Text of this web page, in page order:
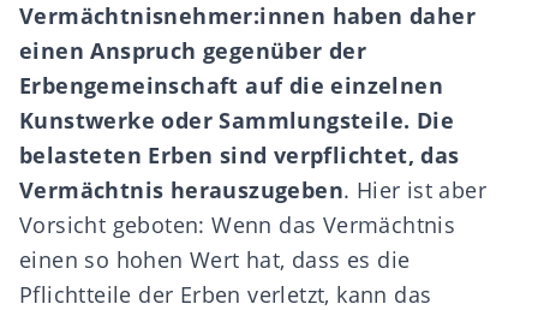
Vermächtnisnehmer:innen haben daher
einen Anspruch gegenüber der
Erbengemeinschaft auf die einzelnen
Kunstwerke oder Sammlungsteile. Die
belasteten Erben sind verpflichtet, das
Vermächtnis herauszugeben. Hier ist aber
Vorsicht geboten: Wenn das Vermächtnis
einen so hohen Wert hat, dass es die
Pflichtteile der Erben verletzt, kann das